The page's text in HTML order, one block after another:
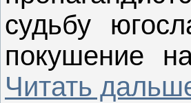
судьбу
покушение
Читать